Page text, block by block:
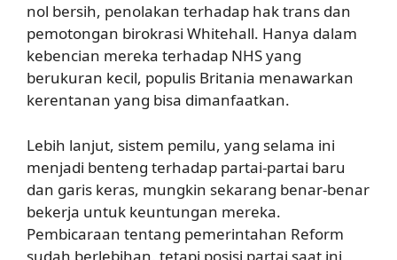
nol bersih, penolakan terhadap hak trans dan
pemotongan birokrasi Whitehall. Hanya dalam
kebencian mereka terhadap NHS yang
berukuran kecil, populis Britania menawarkan
kerentanan yang bisa dimanfaatkan.
Lebih lanjut, sistem pemilu, yang selama ini
menjadi benteng terhadap partai-partai baru
dan garis keras, mungkin sekarang benar-benar
bekerja untuk keuntungan mereka.
Pembicaraan tentang pemerintahan Reform
sudah berlebihan, tetapi posisi partai saat ini